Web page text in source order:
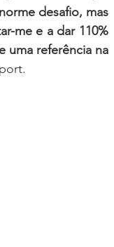
desafio, mas
me e a dar 110%
uma referência na